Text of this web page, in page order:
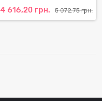
4 616,20 грн. 5 072,75 грн.